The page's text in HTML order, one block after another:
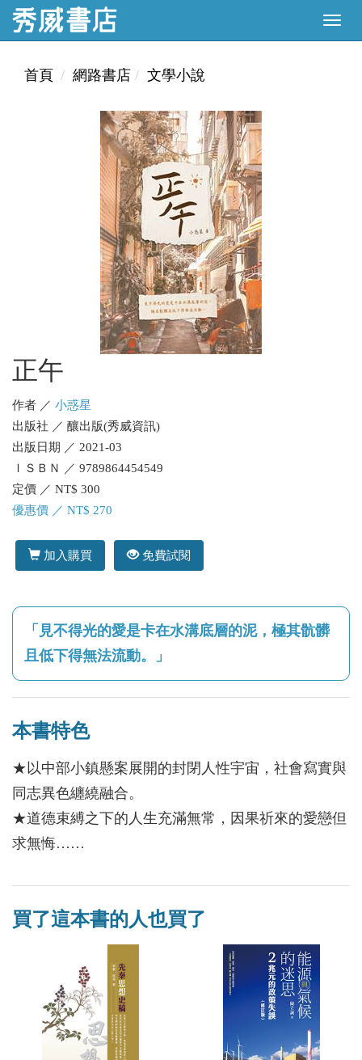
首頁 網路書店 文學小說
正午
作者 ／ 小惑星
出版社 ／ 釀出版(秀威資訊)
出版日期 ／ 2021-03
ＩＳＢＮ ／ 9789864454549
定價 ／ NT$ 300
優惠價 ／ NT$ 270
加入購買 免費試閱
「見不得光的愛是卡在水溝底層的泥，極其骯髒
且低下得無法流動。」
本書特色
★以中部小鎮懸案展開的封閉人性宇宙，社會寫實與
同志異色纏繞融合。
★道德束縛之下的人生充滿無常，因果祈來的愛戀但
求無悔……
買了這本書的人也買了